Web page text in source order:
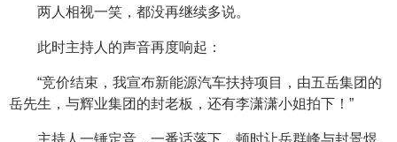
两人相视一笑，都没再继续多说。
此时主持人的声音再度响起：
“竞价结束，我宣布新能源汽车扶持项目，由五岳集团的
岳先生，与辉业集团的封老板，还有李潇潇小姐拍下！”
主持人一锤定音，一番话落下，顿时让岳群峰与封景煜